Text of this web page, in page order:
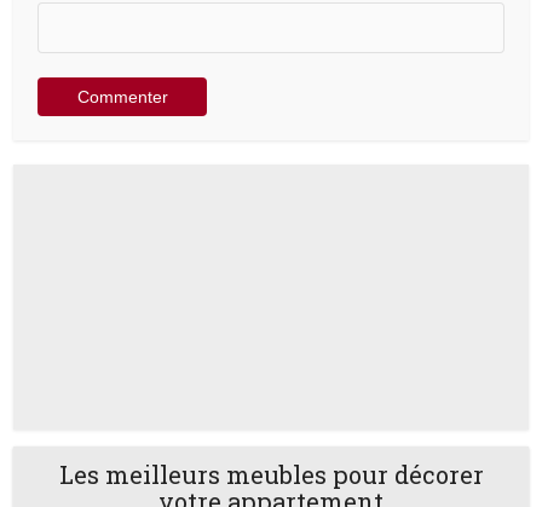
Les meilleurs meubles pour décorer